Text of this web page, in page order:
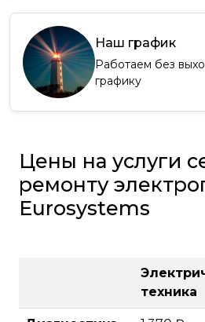
Наш график
Работаем без
графику
Цены на услуги
ремонту
Eurosystems
техника